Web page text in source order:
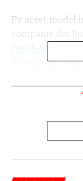
Pe acest model
, care
direcții:
producție de
proiecte locale,